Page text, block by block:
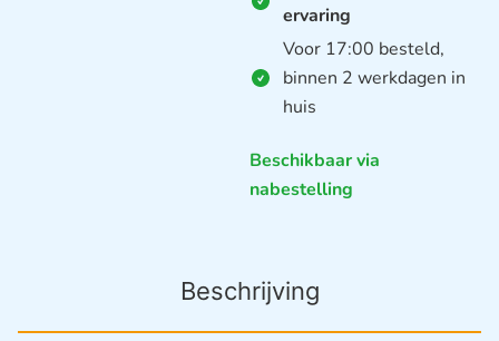
ervaring
Voor 17:00 besteld,
binnen 2 werkdagen in
huis
Beschikbaar via
nabestelling
Beschrijving